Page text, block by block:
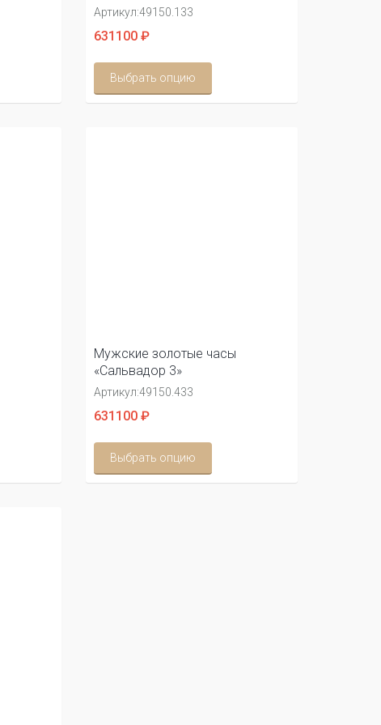
Артикул:49150.133
631100 ₽
Выбрать опцию
Мужские золотые часы
«Сальвадор 3»
Артикул:49150.433
631100 ₽
Выбрать опцию